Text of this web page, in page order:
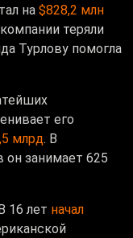
на $828,2 млн
теряли
Турлову помогла
его
млрд. В
он занимает 625
16 лет начал